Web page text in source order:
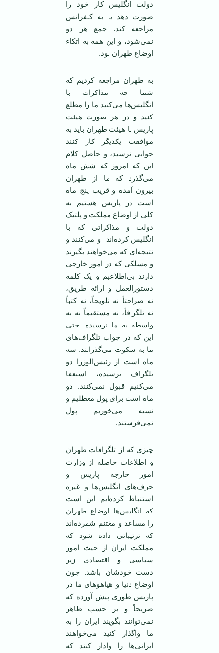
دولت انگلیس کار خود را
صورت دهد یا به کنفرانس
مراجعه کند. جمع هر دو
نمی‌شود، و این همه به اتکاء
اوضاع طهران بود.
به طهران مراجعه کردیم که
شما چه مذاکرات با
انگلیس‌ها می‌کنید ما را مطلع
کنید و در هر صورت هیئت
پاریس با هیئت طهران باید به
موافقت یکدیگر کار کنند
جوابی نرسید، و حاصل کلام
این که امروز که شش ماه
می‌گذرد که ما از طهران
بیرون آمده و قریب پنج ماه
است در پاریس هستیم به
کلی از اوضاع مملکت و پلتیک
دولت و مذاکراتی که با
انگلیس کرده‌اند و می‌کنند و
نتیجه‌ای که می‌خواهند بگیرند
و مسلکی که در امور خارجی
دارند بی‌اطلاعیم و یک کلمه
دستورالعمل و ارائه طریق،
نه صراحتاً نه تلویحاً، نه کتباً
نه تلگرافاً، نه مستقیماً نه به
واسطه به ما نرسیده. حتی
این که در جواب تلگراف‌های
ما به سکوت می‌گذرانند. سه
ماه است از رئیس‌الوزرا دو
تلگراف نرسیده، استعفا
می‌کنیم قبول نمی‌کنند. دو
ماه است برای پول معطلیم و
نسیه می‌خوریم پول
نمی‌فرستند.
چیزی که از تلگرافات طهران
و اطلاعات حاصله از وزارت
امور خارجه پاریس و
حرف‌های انگلیس‌ها و غیره
استنباط کرده‌ایم این است
که انگلیس‌ها اوضاع طهران
را مساعد و مغتنم شمرده‌اند
که ترتیباتی داده شود که
مملکت ایران از حیث امور
سیاسی و اقتصادی زیر
دست خودشان باشد. چون
اوضاع دنیا و هیاهوهای ما در
پاریس طوری پیش آورده که
صریحاً و بر حسب ظاهر
نمی‌توانند بگویند ایران را به
ما واگذار کنید می‌خواهند
ایرانی‌ها را وادار کنند که